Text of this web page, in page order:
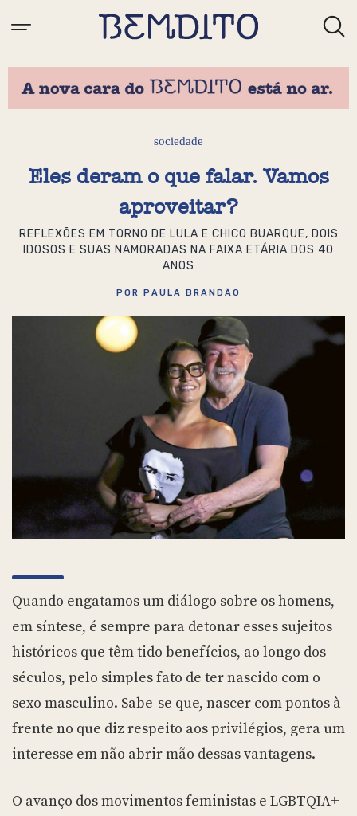
sociedade
Eles deram o que falar. Vamos
aproveitar?
REFLEXÕES EM TORNO DE LULA E CHICO BUARQUE, DOIS
IDOSOS E SUAS NAMORADAS NA FAIXA ETÁRIA DOS 40
ANOS
POR PAULA BRANDÃO
Quando engatamos um diálogo sobre os homens,
em síntese, é sempre para detonar esses sujeitos
históricos que têm tido benefícios, ao longo dos
séculos, pelo simples fato de ter nascido com o
sexo masculino. Sabe-se que, nascer com pontos à
frente no que diz respeito aos privilégios, gera um
interesse em não abrir mão dessas vantagens.
O avanço dos movimentos feministas e LGBTQIA+